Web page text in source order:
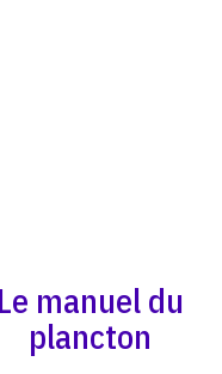
Le manuel du
plancton